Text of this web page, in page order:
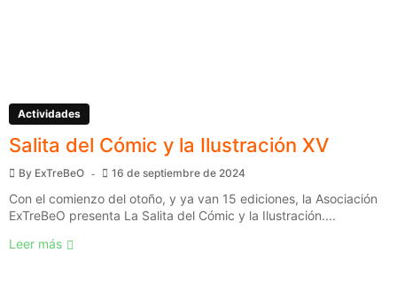
Actividades
Salita del Cómic y la Ilustración XV
By ExTreBeO 16 de septiembre de 2024
Con el comienzo del otoño, y ya van 15 ediciones, la Asociación
ExTreBeO presenta La Salita del Cómic y la Ilustración....
Leer más